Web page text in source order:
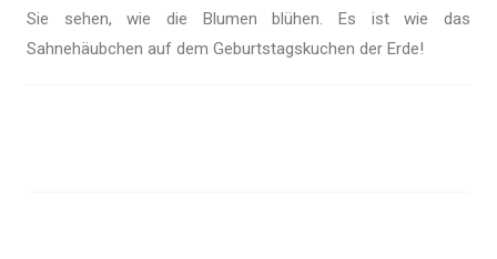
Sie sehen, wie die Blumen blühen. Es ist wie das
Sahnehäubchen auf dem Geburtstagskuchen der Erde!